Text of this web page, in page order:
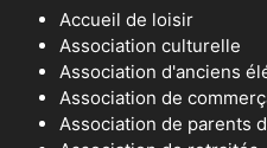
Accueil de loisir
Association culturelle
Association d'anciens
Association de
Association de parents